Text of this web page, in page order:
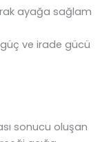
ayağa sağlam
güç ve irade gücü
sonucu oluşan